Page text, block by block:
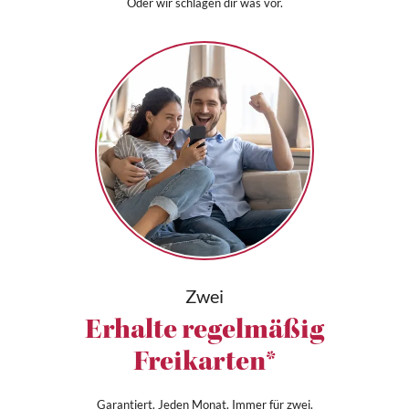
Zwei
Erhalte regelmäßig
Freikarten*
Garantiert. Jeden Monat. Immer für zwei.